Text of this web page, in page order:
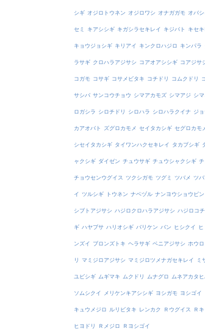
シギ オジロトウネン オジロワシ オナガガモ オバシ
セミ キアシシギ キガシラセキレイ キジバト キセ
キョウジョシギ キリアイ キンクロハジロ キンパラ
ラサギ クロハラアジサシ コアオアシシギ コアジサ
コガモ コサギ コサメビタキ コチドリ コムクドリ
サシバ サンコウチョウ シマアカモズ シマアジ シ
ロガシラ シロチドリ シロハラ シロハラクイナ ジ
カアオバト ズグロカモメ セイタカシギ セグロカモ
シセイタカシギ タイワンハクセキレイ タカブシギ
ャクシギ ダイゼン チュウサギ チュウシャクシギ
チョウセンウグイス ツクシガモ ツグミ ツバメ ツバ
イ ツルシギ トウネン ナベヅル ナンヨウショウビン
シブトアジサシ ハジロクロハラアジサシ ハジロコ
ギ ハヤブサ ハリオシギ バリケン バン ヒシクイ ヒ
ンズイ ブロンズトキ ヘラサギ ベニアジサシ ホウ
リ マミジロアジサシ マミジロツメナガセキレイ ミ
ユビシギ ムギマキ ムクドリ ムナグロ ムネアカタヒ
ソムシクイ メリケンキアシシギ ヨシガモ ヨシゴイ
キュウメジロ ルリビタキ レンカク Ｒウグイス Ｒ
ヒヨドリ Ｒメジロ Ｒヨシゴイ